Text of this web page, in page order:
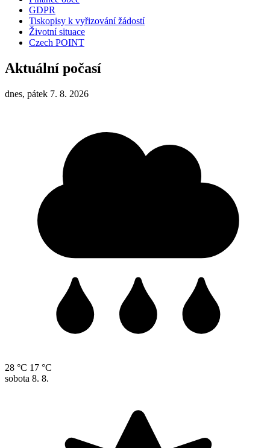
GDPR
Tiskopisy k vyřizování žádostí
Životní situace
Czech POINT
Aktuální počasí
dnes, pátek 7. 8. 2026
28 °C 17 °C
sobota 8. 8.